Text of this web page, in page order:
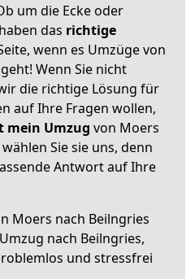
um die Ecke oder
das richtige
wenn es Umzüge von
Wenn Sie nicht
die richtige Lösung für
auf Ihre Fragen wollen,
mein Umzug von Moers
Sie sie uns, denn
Antwort auf Ihre
Moers nach Beilngries
nach Beilngries,
und stressfrei